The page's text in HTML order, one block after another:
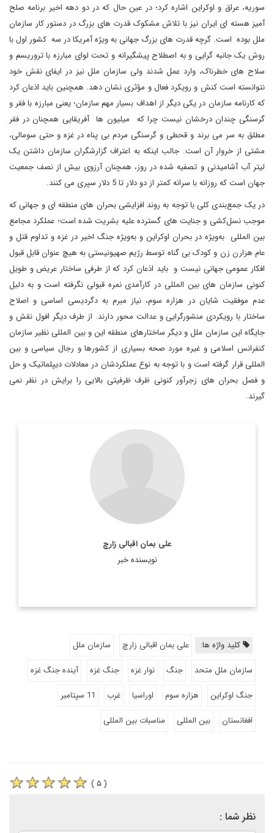
سوریه، عراق و اوکراین اشاره کرد؛ در عین حال که در دو دهه اخیر برنامه صلح
آمیز هسته ای ایران نیز با تلاش مشکوک قدرت های بزرگ در دستور کار سازمان
ملل بوده است. گرچه قدرت های بزرگ جهانی به ویژه آمریکا در سه کشور اول با
روش یک جانبه گرایی و به اصطلاح پیشگیرانه و تحت لوای مبارزه با تروریسم و
سلاح های خطرناک، وارد عمل شدند ولی سازمان ملل نیز در ایفای نقش خود
نتوانسته است کنش و رویکرد فعال و مؤثری نشان دهد. همچنین باید اذعان کرد
که کارنامه سازمان در یکی دیگر از اهداف بسیار مهم سازمان؛ یعنی مبارزه با فقر و
گرسنگی چندان درخشان نیست چرا که میلیون ها آفریقایی همچنان در فقر
مطلق به سر می برند و قحطی و گرسنگی مردم بی پناه در غزه و حتی سومالی،
مشتی از خروار آن است. جالب اینکه به اعتراف گزارشگران سازمان داشتن یک
لیتر آب آشامیدنی و تصفیه شده در روز، همچنان آرزوی بیش از نصف جمعیت
جهان است که روزانه با سرانه کمتر از دو دلار تا 5 دلار سپری می کنند.
در یک جمع‌بندی کلی با توجه به روند افزایشی بحران های منطقه ای و جهانی که
موجب نسل‌کشی و جنایت های گسترده علیه بشریت شده است؛ عملکرد مجامع
بین المللی به‌ویژه در بحران اوکراین و به‌ویژه جنگ اخیر در غزه و تداوم قتل و
عام هزارن زن و کودک بی گناه توسط رژیم صهیونیستی به هیچ عنوان قابل قبول
افکار عمومی جهانی نیست و باید اذعان کرد که از طرفی ساختار عریض و طویل
کنونی سازمان های بین المللی در کارآمدی نمره قبولی نگرفته است و به دلیل
عدم موفقیت شایان در هزاره سوم، نیاز مبرم به دگردیسی اساسی و اصلاح
ساختار با رویکردی منشورگرایی و عدالت محور دارند. از طرف دیگر افول نقش و
جایگاه این سازمان ملل و دیگر ساختارهای منطقه این و بین المللی نظیر سازمان
کنفرانس اسلامی و غیره مورد صحه بسیاری از کشورها و رجال سیاسی و بین
المللی قرار گرفته است و با توجه به نوع عملکردشان در معادلات دیپلماتیک و حل
و فصل بحران های زجرآور کنونی ظرف ظرفیتی بالایی را برایش در نظر نمی
گیرند.
علی بمان اقبالی زارچ
نویسنده خبر
دیپلمات و کارشناس ارشد یورآسیا
کلید واژه ها: علی بمان اقبالی زارچ
سازمان ملل
سازمان ملل متحد
جنگ نوار غزه جنگ غزه
آینده جنگ غزه
جنگ اوکراین
هزاره سوم اوراسیا غرب
11 سپتامبر
افغانستان
بین المللی مناسبات بین المللی
( ۵ )
نظر شما :